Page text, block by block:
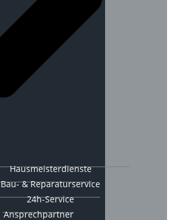
Hausmeisterdienste
Bau- & Reparaturservice
24h-Service
Ansprechpartner